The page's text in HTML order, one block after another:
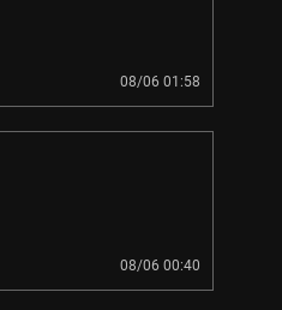
08/06 01:58
08/06 00:40